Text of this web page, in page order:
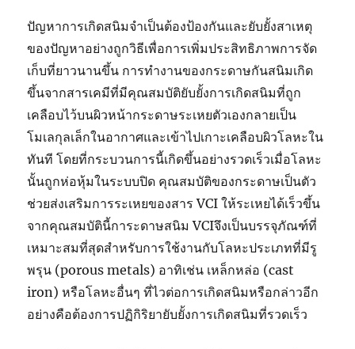
ปัญหาการเกิดสนิมจำเป็นต้องป้องกันและยับยั้งสาเหตุ
ของปัญหาอย่างถูกวิธีเพื่อการเพิ่มประสิทธิภาพการจัด
เก็บที่ยาวนานขึ้น การทำงานของกระดาษกันสนิมเกิด
ขึ้นจากสารเคมีที่มีคุณสมบัติยับยั้งการเกิดสนิมที่ถูก
เคลือบไว้บนผิวหน้ากระดาษระเหยตัวเองกลายเป็น
โมเลกุลเล็กในอากาศและเข้าไปเกาะเคลือบผิวโลหะใน
ทันที โดยที่กระบวนการนี้เกิดขึ้นอย่างรวดเร็วเมื่อโลหะ
นั้นถูกห่อหุ้มในระบบปิด คุณสมบัติของกระดาษเป็นตัว
ช่วยส่งเสริมการระเหยของสาร VCI ให้ระเหยได้เร็วขึ้น
จากคุณสมบัตินี้การะดาษสนิม VCIจึงเป็นบรรจุภัณฑ์ที่
เหมาะสมที่สุดสำหรับการใช้งานกับโลหะประเภทที่มีรู
พรุน (porous metals) อาทิเช่น เหล็กหล่อ (cast
iron) หรือโลหะอื่นๆ ที่ไวต่อการเกิดสนิมหรือกล่าวอีก
อย่างคือต้องการปฏิกิริยายับยั้งการเกิดสนิมที่รวดเร็ว